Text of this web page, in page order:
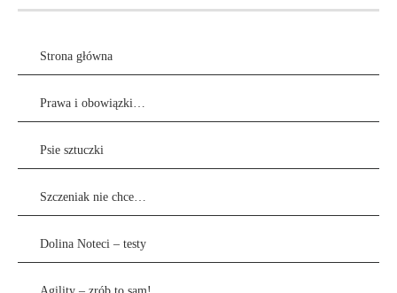
Strona główna
Prawa i obowiązki…
Psie sztuczki
Szczeniak nie chce…
Dolina Noteci – testy